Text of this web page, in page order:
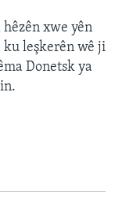
xwe yên
leşkerên wê ji
Donetsk ya